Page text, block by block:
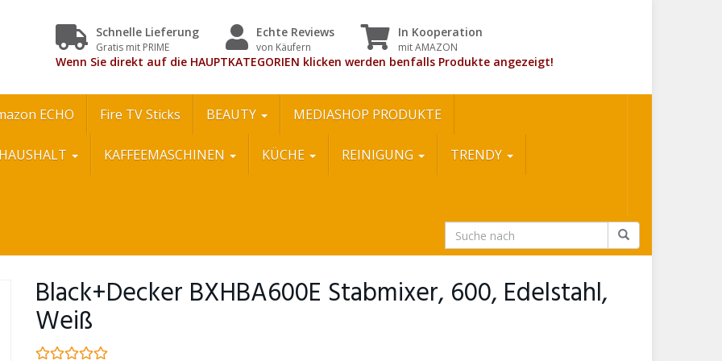
Schnelle Lieferung
Gratis mit PRIME
Echte Reviews
von Käufern
In Kooperation
mit AMAZON
Wenn Sie direkt auf die HAUPTKATEGORIEN klicken werden benfalls Produkte angezeigt!
ECHO Fire TV Sticks BEAUTY MEDIASHOP PRODUKTE
HAUSHALT KAFFEEMASCHINEN KÜCHE REINIGUNG TRENDY
Black+Decker BXHBA600E Stabmixer, 600, Edelstahl,
Weiß